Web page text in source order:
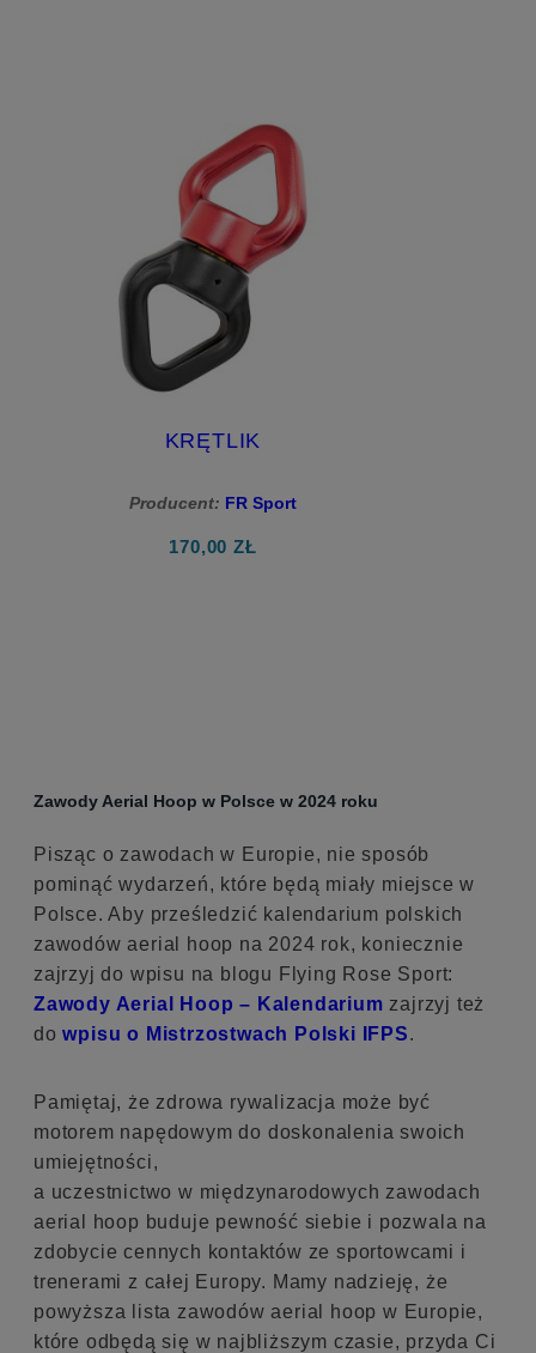
KRĘTLIK
Producent: FR Sport
170,00 ZŁ
Zawody Aerial Hoop w Polsce w 2024 roku
Pisząc o zawodach w Europie, nie sposób
pominąć wydarzeń, które będą miały miejsce w
Polsce. Aby prześledzić kalendarium polskich
zawodów aerial hoop na 2024 rok, koniecznie
zajrzyj do wpisu na blogu Flying Rose Sport:
Zawody Aerial Hoop – Kalendarium zajrzyj też
dowpisu o Mistrzostwach Polski IFPS.
Pamiętaj, że zdrowa rywalizacja może być
motorem napędowym do doskonalenia swoich
umiejętności,
a uczestnictwo w międzynarodowych zawodach
aerial hoop buduje pewność siebie i pozwala na
zdobycie cennych kontaktów ze sportowcami i
trenerami z całej Europy. Mamy nadzieję, że
powyższa lista zawodów aerial hoop w Europie,
które odbędą się w najbliższym czasie, przyda Ci